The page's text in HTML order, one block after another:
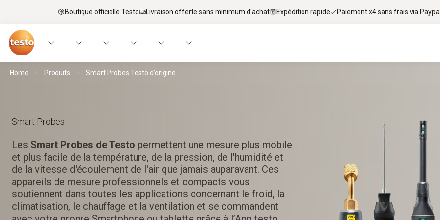
Boutique officielle Testo Livraison offerte sans minimum d'achat Expédition rapide Paiement x4 sans frais via
Home Produits Smart Probes Testo d’origine
Smart Probes
Les Smart Probes de Testo permettent une mesure plus mobile
et plus facile de la température, de la pression, de l'humidité et
de la vitesse d'écoulement de l'air que jamais auparavant. Ces
appareils de mesure professionnels et compacts vous
soutiennent dans toutes les applications concernant le froid, la
climatisation, le chauffage et la ventilation et se commandent